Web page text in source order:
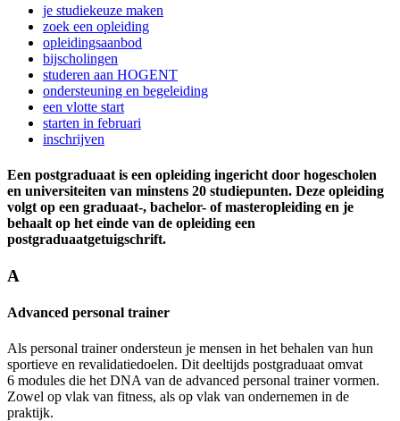
je studiekeuze maken
zoek een opleiding
opleidingsaanbod
bijscholingen
studeren aan HOGENT
ondersteuning en begeleiding
een vlotte start
starten in februari
inschrijven
Een postgraduaat is een opleiding ingericht door hogescholen
en universiteiten van minstens 20 studiepunten. Deze opleiding
volgt op een graduaat-, bachelor- of masteropleiding en je
behaalt op het einde van de opleiding een
postgraduaatgetuigschrift.
A
Advanced personal trainer
Als personal trainer onder­steun je mensen in het behalen van hun
sportieve en revalidatie­doelen. Dit deeltijds postgraduaat omvat
6 modules die het DNA van de advanced personal trainer vormen.
Zowel op vlak van fitness, als op vlak van onder­nemen in de
praktijk.